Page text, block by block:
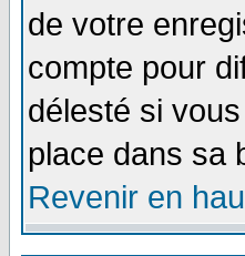
de votre
compte pour
délesté si
place dans sa
Revenir en